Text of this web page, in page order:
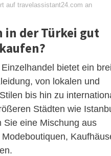
auf travelassistant24.com an
in der Türkei gut
bietet ein
von lokalen und
bis hin zu
Städten wie
Sie eine Mischung aus